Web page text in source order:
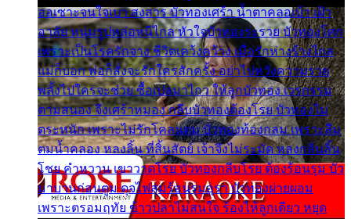
ออเซาะจนใจเบา สงสาร บัวทองเศร้า น้ำตาคลอเบ้า เฝ้า
อาลัย หนุ่มรูปหล่อหนีไกล หัวใจบัวทองระรวย บัวทองโศก
เพราะเป็นโรครักจาง ชีวิตเคว้งคว้าง เมื่อรักห่างร้างไกล
แม่ก็บอก พ่อก็สั่งจะรักใครสักครั้ง อย่าไปหวังความรวย
พลั้งไปใครจะช่วย ซื้อเปลมาไกว ให้ลูกบัวทอง เวรกรรม
ตามสนอง จึงเศร้าหมอง กลีบบัวทองต้องโรย บัวทองไม่
ตระหนัก เพราะไม่รักโคลนตม บัวทองท้องกลม เพราะลืม
ตมน้ำคลอง หลงลิ้น ที่สิ้นสัตย์ เจ้าจึงไม่ระมัด หลงกลิ่นลิ้น
โชย คำหวาน เขาวาดโรย บัวทองกลีบโรย ต้องร้อนรุม บัว
มาบานก่อนตูม ดุจไฟสุมร้อนรุมอุรา บัวทองผ่ายผอม
เพราะตรอมฤทัย ข้าวปลาไม่สนใจ ร้องไห้ลูกเดียว หยุด